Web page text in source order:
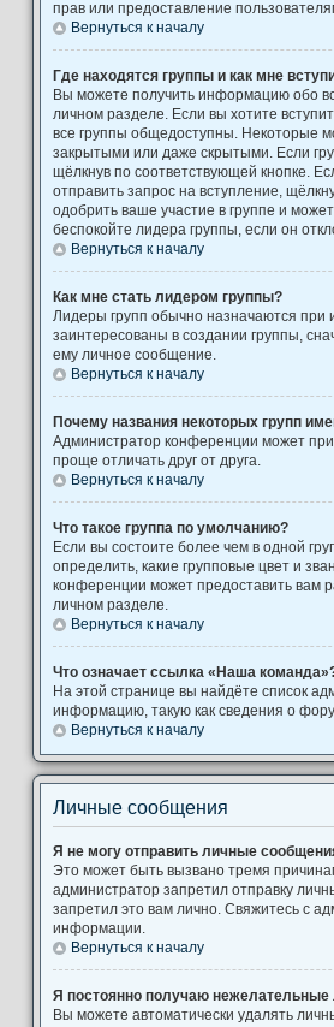
прав или предоставление
Вернуться к началу
Где находятся группы и как мне
Вы можете получить информацию обо
личном разделе. Если вы хотите
все группы общедоступны. Некоторые
закрытыми или даже скрытыми. Если
щёлкнув по соответствующей кнопке.
отправить запрос на вступление,
одобрить ваше участие в группе и
беспокойте лидера группы, если он
Вернуться к началу
Как мне стать лидером группы?
Лидеры групп обычно назначаются
заинтересованы в создании группы,
ему личное сообщение.
Вернуться к началу
Почему названия некоторых групп
Администратор конференции может
проще отличать друг от друга.
Вернуться к началу
Что такое группа по умолчанию?
Если вы состоите более чем в одной
определить, какие групповые цвет и
конференции может предоставить вам
личном разделе.
Вернуться к началу
Что означает ссылка «Наша
На этой странице вы найдёте список
информацию, такую как сведения о
Вернуться к началу
Личные сообщения
Я не могу отправить личные
Это может быть вызвано тремя
администратор запретил отправку
запретил это вам лично. Свяжитесь с
информации.
Вернуться к началу
Я постоянно получаю
Вы можете автоматически удалять